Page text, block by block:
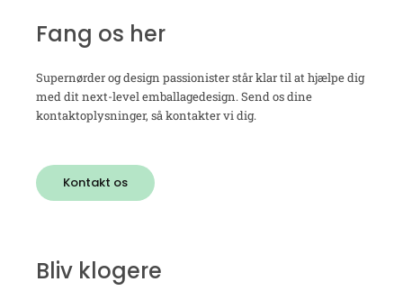
Fang os her
Supernørder og design passionister står klar til at hjælpe dig
med dit next-level emballagedesign. Send os dine
kontaktoplysninger, så kontakter vi dig.
Kontakt os
Bliv klogere